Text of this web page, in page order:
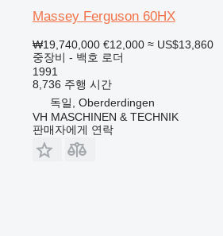
Massey Ferguson 60HX
₩19,740,000 €12,000 ≈ US$13,860
중장비 - 백호 로더
1991
8,736 주행 시간
독일, Oberderdingen
VH MASCHINEN & TECHNIK
판매자에게 연락